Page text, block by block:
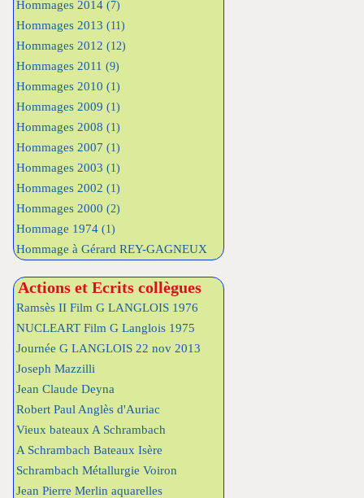
Hommages 2014 (7)
Hommages 2013 (11)
Hommages 2012 (12)
Hommages 2011 (9)
Hommages 2010 (1)
Hommages 2009 (1)
Hommages 2008 (1)
Hommages 2007 (1)
Hommages 2003 (1)
Hommages 2002 (1)
Hommages 2000 (2)
Hommage 1974 (1)
Hommage à Gérard REY-GAGNEUX
Actions et Ecrits collègues
Ramsès II Film G LANGLOIS 1976
NUCLEART Film G Langlois 1975
Journée G LANGLOIS 22 nov 2013
Joseph Mazzilli
Jean Claude Deyna
Robert Paul Anglès d'Auriac
Vieux bateaux A Schrambach
A Schrambach Bateaux Isère
Schrambach Métallurgie Voiron
Jean Pierre Merlin aquarelles